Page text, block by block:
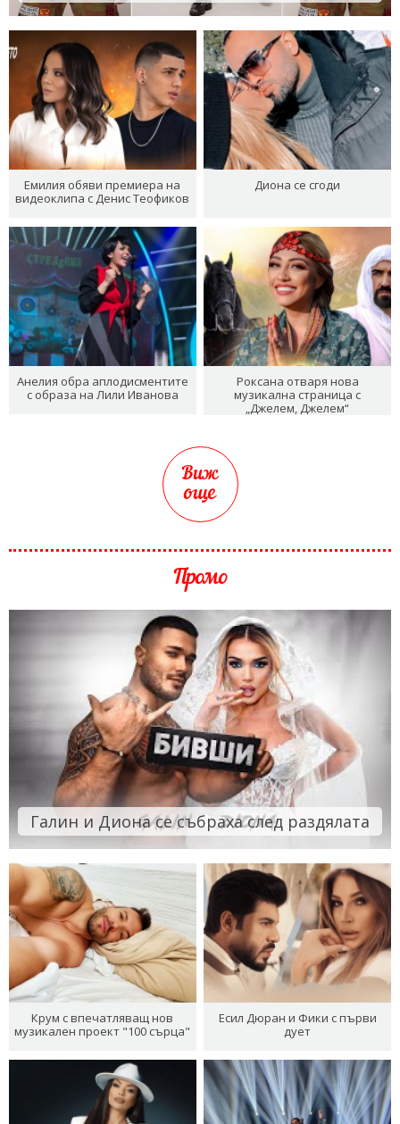
Емилия обяви премиера на
видеоклипа с Денис Теофиков
Диона се сгоди
Анелия обра аплодисментите
с образа на Лили Иванова
Роксана отваря нова
музикална страница с
„Джелем, Джелем“
Виж
още
Промо
Галин и Диона се събраха след раздялата
Крум с впечатляващ нов
музикален проект "100 сърца"
Есил Дюран и Фики с първи
дует